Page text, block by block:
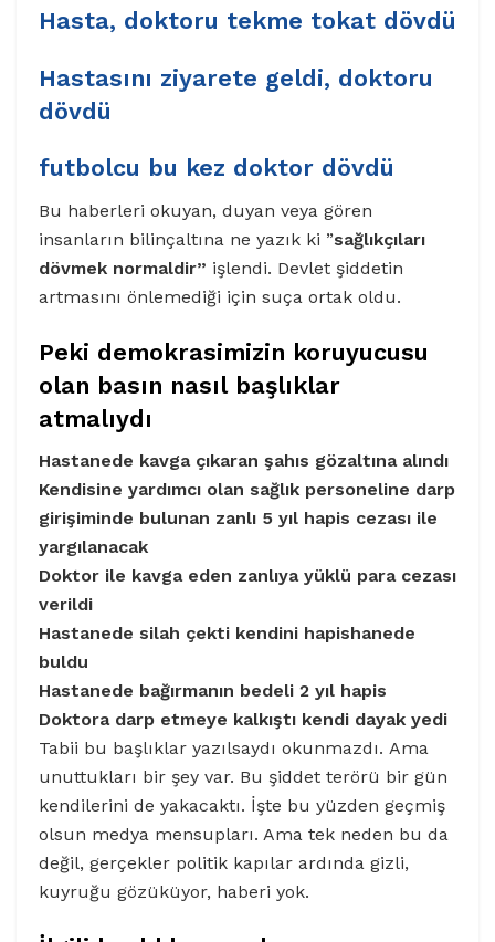
Hasta, doktoru tekme tokat dövdü
Hastasını ziyarete geldi, doktoru
dövdü
futbolcu bu kez doktor dövdü
Bu haberleri okuyan, duyan veya gören
insanların bilinçaltına ne yazık ki ”sağlıkçıları
dövmek normaldir” işlendi. Devlet şiddetin
artmasını önlemediği için suça ortak oldu.
Peki demokrasimizin koruyucusu
olan basın nasıl başlıklar
atmalıydı
Hastanede kavga çıkaran şahıs gözaltına alındı
Kendisine yardımcı olan sağlık personeline darp
girişiminde bulunan zanlı 5 yıl hapis cezası ile
yargılanacak
Doktor ile kavga eden zanlıya yüklü para cezası
verildi
Hastanede silah çekti kendini hapishanede
buldu
Hastanede bağırmanın bedeli 2 yıl hapis
Doktora darp etmeye kalkıştı kendi dayak yedi
Tabii bu başlıklar yazılsaydı okunmazdı. Ama
unuttukları bir şey var. Bu şiddet terörü bir gün
kendilerini de yakacaktı. İşte bu yüzden geçmiş
olsun medya mensupları. Ama tek neden bu da
değil, gerçekler politik kapılar ardında gizli,
kuyruğu gözüküyor, haberi yok.